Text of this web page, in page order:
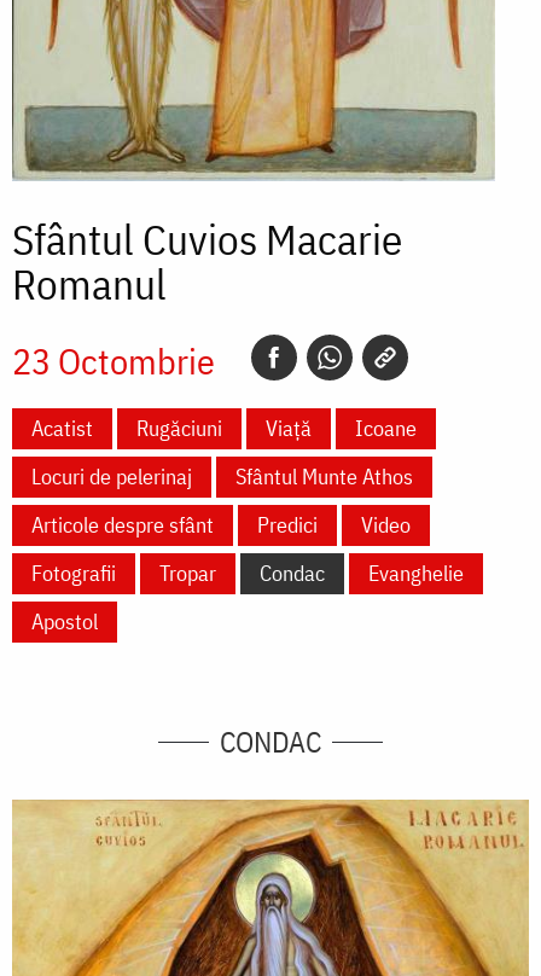
Sfântul Cuvios Macarie
Romanul
23 Octombrie
Acatist Rugăciuni Viață
Icoane
Locuri de pelerinaj
Sfântul Munte Athos
Articole despre sfânt
Predici
Video
Fotografii
Tropar Condac
Evanghelie
Apostol
CONDAC